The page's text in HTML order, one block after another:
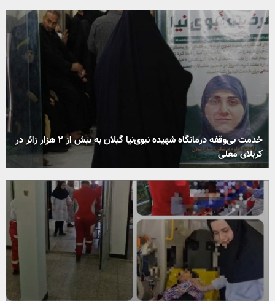
خدمت بی‌وقفه درمانگاه شهیده نبوی‌نیا گیلان به بیش از ۲ هزار زائر در
کربلای معلی